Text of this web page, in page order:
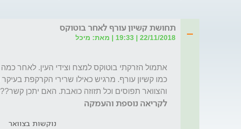
תחושת קשיון עורף לאחר בוטוקס
22/11/2018 | 19:33 | מאת: מיכל
והצוואר תפוסים וכל תזוזה כואבת. האם יתכן קשר??
לקריאה נוספת והעמקה
נוקשות בצוואר